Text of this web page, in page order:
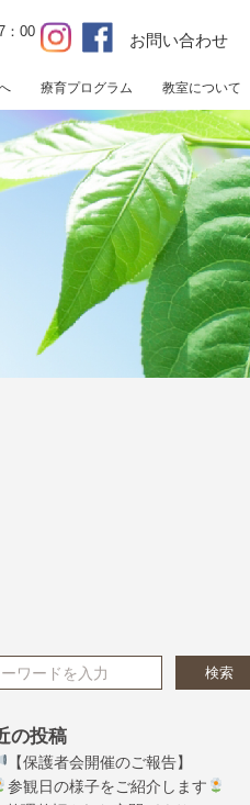
療育プログラム 教室について
：00
お問い合わせ
検索
の投稿
【保護者会開催のご報告】
参観日の様子をご紹介します